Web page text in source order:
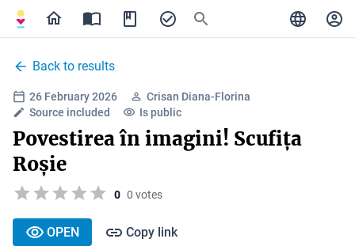
Back to results
26 February 2026
Crisan Diana-Florina
Source included
Is public
Povestirea în imagini! Scufița
Roșie
0 0 votes
OPEN Copy link